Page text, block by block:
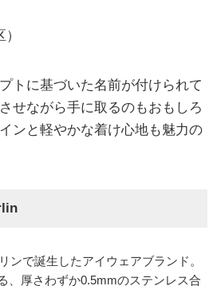
トに基づいた名前が付けられて
せながら手に取るのもおもしろ
ンと軽やかな着け心地も魅力の
ンで誕生したアイウェアブランド。
、厚さわずか0.5mmのステンレス合